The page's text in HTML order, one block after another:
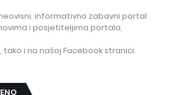
informativno zabavni portal
i posjetiteljima portala,
tako i na našoj Facebook stranici.